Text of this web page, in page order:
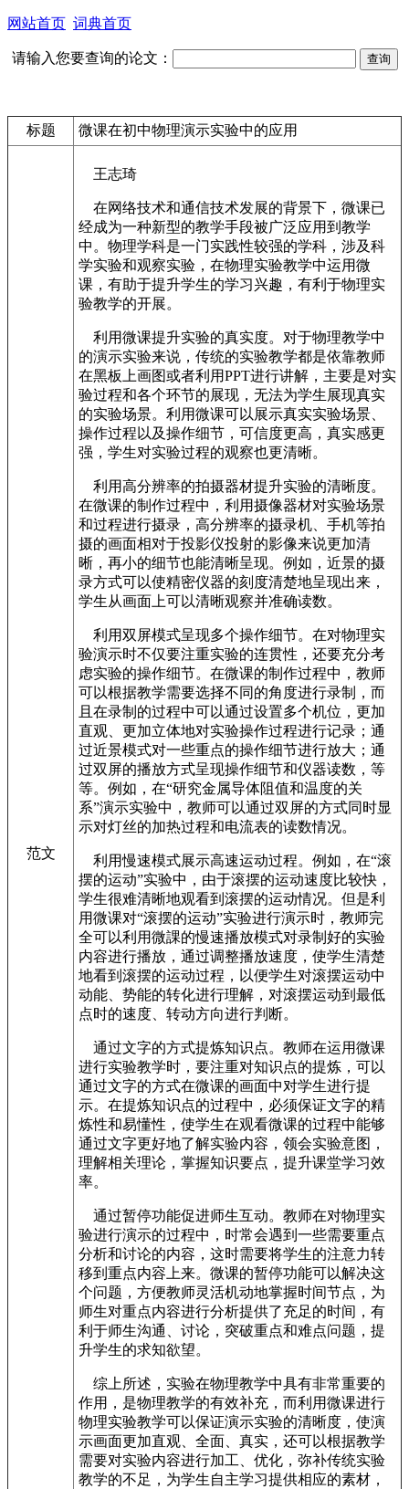
网站首页 词典首页
请输入您要查询的论文：
标题 微课在初中物理演示实验中的应用
范文
王志琦
在网络技术和通信技术发展的背景下，微课已
经成为一种新型的教学手段被广泛应用到教学
中。物理学科是一门实践性较强的学科，涉及科
学实验和观察实验，在物理实验教学中运用微
课，有助于提升学生的学习兴趣，有利于物理实
验教学的开展。
利用微课提升实验的真实度。对于物理教学中
的演示实验来说，传统的实验教学都是依靠教师
在黑板上画图或者利用PPT进行讲解，主要是对实
验过程和各个环节的展现，无法为学生展现真实
的实验场景。利用微课可以展示真实实验场景、
操作过程以及操作细节，可信度更高，真实感更
强，学生对实验过程的观察也更清晰。
利用高分辨率的拍摄器材提升实验的清晰度。
在微课的制作过程中，利用摄像器材对实验场景
和过程进行摄录，高分辨率的摄录机、手机等拍
摄的画面相对于投影仪投射的影像来说更加清
晰，再小的细节也能清晰呈现。例如，近景的摄
录方式可以使精密仪器的刻度清楚地呈现出来，
学生从画面上可以清晰观察并准确读数。
利用双屏模式呈现多个操作细节。在对物理实
验演示时不仅要注重实验的连贯性，还要充分考
虑实验的操作细节。在微课的制作过程中，教师
可以根据教学需要选择不同的角度进行录制，而
且在录制的过程中可以通过设置多个机位，更加
直观、更加立体地对实验操作过程进行记录；通
过近景模式对一些重点的操作细节进行放大；通
过双屏的播放方式呈现操作细节和仪器读数，等
等。例如，在“研究金属导体阻值和温度的关
系”演示实验中，教师可以通过双屏的方式同时显
示对灯丝的加热过程和电流表的读数情况。
利用慢速模式展示高速运动过程。例如，在“滚
摆的运动”实验中，由于滚摆的运动速度比较快，
学生很难清晰地观看到滚摆的运动情况。但是利
用微课对“滚摆的运动”实验进行演示时，教师完
全可以利用微課的慢速播放模式对录制好的实验
内容进行播放，通过调整播放速度，使学生清楚
地看到滚摆的运动过程，以便学生对滚摆运动中
动能、势能的转化进行理解，对滚摆运动到最低
点时的速度、转动方向进行判断。
通过文字的方式提炼知识点。教师在运用微课
进行实验教学时，要注重对知识点的提炼，可以
通过文字的方式在微课的画面中对学生进行提
示。在提炼知识点的过程中，必须保证文字的精
炼性和易懂性，使学生在观看微课的过程中能够
通过文字更好地了解实验内容，领会实验意图，
理解相关理论，掌握知识要点，提升课堂学习效
率。
通过暂停功能促进师生互动。教师在对物理实
验进行演示的过程中，时常会遇到一些需要重点
分析和讨论的内容，这时需要将学生的注意力转
移到重点内容上来。微课的暂停功能可以解决这
个问题，方便教师灵活机动地掌握时间节点，为
师生对重点内容进行分析提供了充足的时间，有
利于师生沟通、讨论，突破重点和难点问题，提
升学生的求知欲望。
综上所述，实验在物理教学中具有非常重要的
作用，是物理教学的有效补充，而利用微课进行
物理实验教学可以保证演示实验的清晰度，使演
示画面更加直观、全面、真实，还可以根据教学
需要对实验内容进行加工、优化，弥补传统实验
教学的不足，为学生自主学习提供相应的素材，